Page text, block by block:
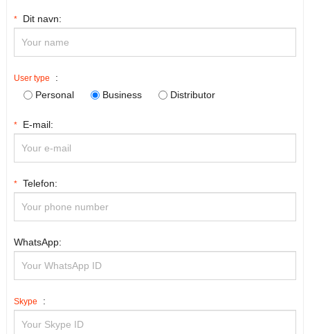
* Dit navn:
User type
:
Personal
Business Distributor
* E-mail:
* Telefon:
WhatsApp:
Skype :